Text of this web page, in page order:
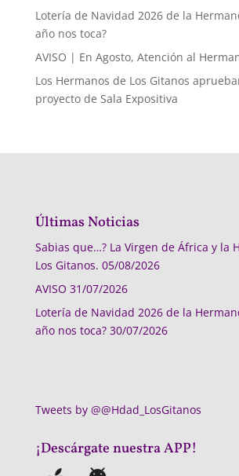
Lotería de Navidad 2026 de la
año nos toca?
AVISO | En Agosto, Atención al
Los Hermanos de Los Gitanos
proyecto de Sala Expositiva
Últimas Noticias
Sabias que…? La Virgen de África y la
Los Gitanos. 05/08/2026
AVISO 31/07/2026
Lotería de Navidad 2026 de la
año nos toca? 30/07/2026
Tweets by @@Hdad_LosGitanos
¡Descárgate nuestra APP!